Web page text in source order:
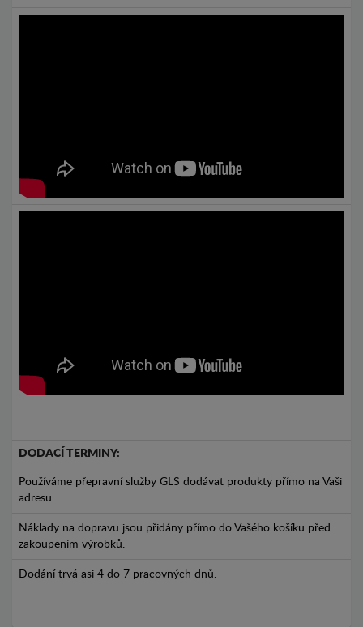
DODACÍ TERMINY:
Používáme přepravní služby GLS dodávat produkty přímo na Vaši
adresu.
Náklady na dopravu jsou přidány přímo do Vašého košíku před
zakoupením výrobků.
Dodání trvá asi 4 do 7 pracovných dnů.